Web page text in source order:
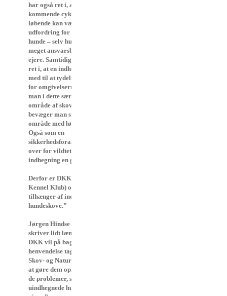
har også ret i, at bagfra
kommende cyklister og
løbende kan være en stor
udfordring for mange
hunde – selv hunde med
meget ansvarsbevidste
ejere. Samtidig har du
ret i, at en indhegning er
med til at tydeliggøre
for omgivelserne, at er
man i dette særlige
område af skoven,
bevæger man sig ind i et
område med løse hunde.
Også som en
sikkerhedsforanstaltning
over for vildtet er en
indhegning en god ting.
Derfor er DKK (Dansk
Kennel Klub) også
tilhænger af indhegnede
hundeskove.”
Jørgen Hindse Madsen
skriver lidt længere nede: ”
DKK vil på baggrund af din
henvendelse tage kontakt til
Skov- og Naturstyrrelsen for
at gøre dem opmærksom på
de problemer, som de
uindhegnede hundeskove